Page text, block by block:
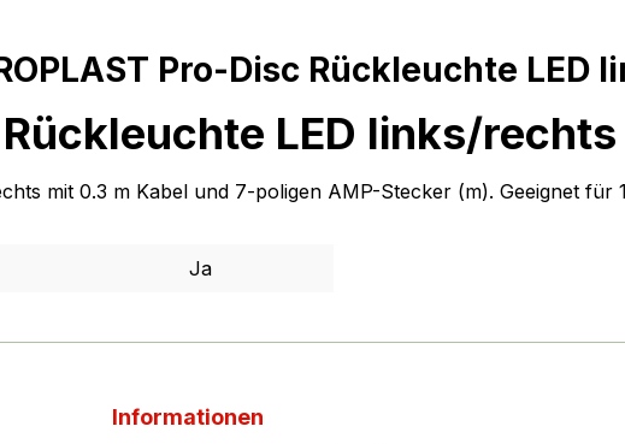
Pro-Disc Rückleuchte LED
LED links/rechts
mit 0.3 m Kabel und 7-poligen AMP-Stecker (m). Geeignet für
Ja
Informationen